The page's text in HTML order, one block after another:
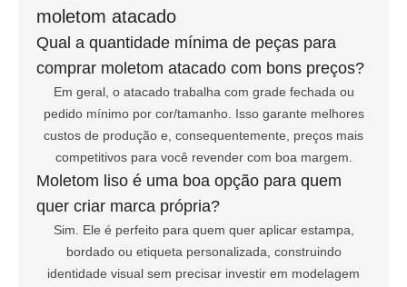
moletom atacado
Qual a quantidade mínima de peças para
comprar moletom atacado com bons preços?
Em geral, o atacado trabalha com grade fechada ou
pedido mínimo por cor/tamanho. Isso garante melhores
custos de produção e, consequentemente, preços mais
competitivos para você revender com boa margem.
Moletom liso é uma boa opção para quem
quer criar marca própria?
Sim. Ele é perfeito para quem quer aplicar estampa,
bordado ou etiqueta personalizada, construindo
identidade visual sem precisar investir em modelagem